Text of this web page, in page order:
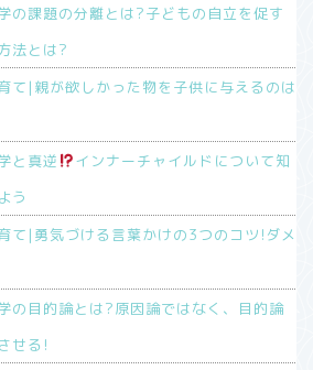
の課題の分離とは?子どもの自立を促す
法とは?
て|親が欲しかった物を子供に与えるのは
と真逆
インナーチャイルドについて知
う
て|勇気づける言葉かけの3つのコツ!ダメ
の目的論とは?原因論ではなく、目的論
せる!